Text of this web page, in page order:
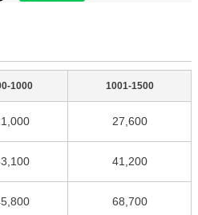
1000 1001-1500
27,600
41,200
68,700